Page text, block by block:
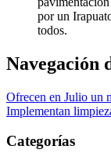
por un
todos.
Navegación
Ofrecen en Julio un
Implementan
Categorías